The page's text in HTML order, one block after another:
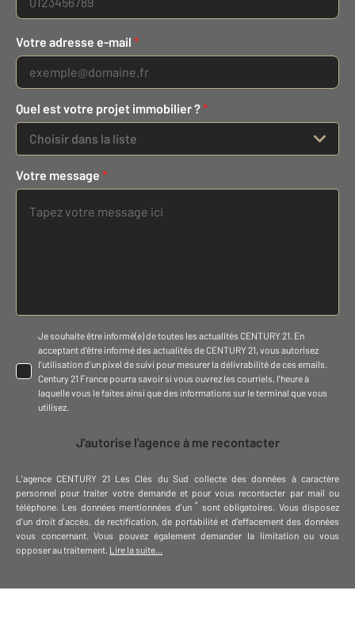
Votre adresse e-mail *
Quel est votre projet immobilier ?*
Choisir dans la liste
Votre message *
Je souhaite être informé(e) de toutes les actualités CENTURY 21. En
acceptant d'être informé des actualités de CENTURY 21, vous autorisez
l'utilisation d'un pixel de suivi pour mesurer la délivrabilité de ces emails.
Century 21 France pourra savoir si vous ouvrez les courriels, l'heure à
laquelle vous le faites ainsi que des informations sur le terminal que vous
utilisez.
J'autorise l'agence à me recontacter
L'agence CENTURY 21 Les Clés du Sud collecte des données à caractère
personnel pour traiter votre demande et pour vous recontacter par mail ou
téléphone Les données mentionnées d'un * sont obligatoires. Vous disposez
d'un droit d'accès, de rectification, de portabilité et d'effacement des données
vous concernant. Vous pouvez également demander la limitation ou vous
opposer au traitement. Lire la suite...